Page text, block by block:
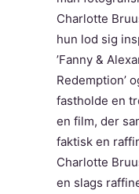
Charlotte
hun lod sig
’Fanny &
Redemption’
fastholde en
en film, der
faktisk en
Charlotte
en slags